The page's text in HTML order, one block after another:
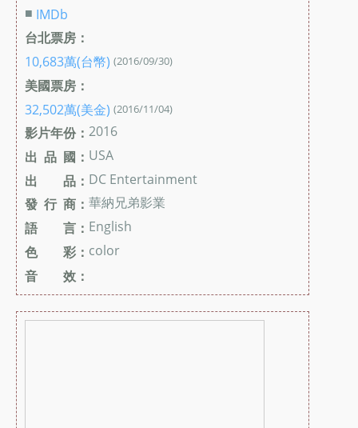
■ IMDb
台北票房：
10,683萬(台幣) (2016/09/30)
美國票房：
32,502萬(美金) (2016/11/04)
影片年份： 2016
出 品 國： USA
出 品： DC Entertainment
發 行 商： 華納兄弟影業
語 言： English
色 彩： color
音 效：